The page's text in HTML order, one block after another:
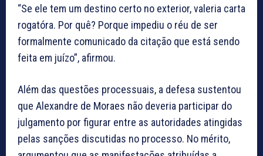
“Se ele tem um destino certo no exterior, valeria carta
rogatóra. Por quê? Porque impediu o réu de ser
formalmente comunicado da citação que está sendo
feita em juízo”, afirmou.
Além das questões processuais, a defesa sustentou
que Alexandre de Moraes não deveria participar do
julgamento por figurar entre as autoridades atingidas
pelas sanções discutidas no processo. No mérito,